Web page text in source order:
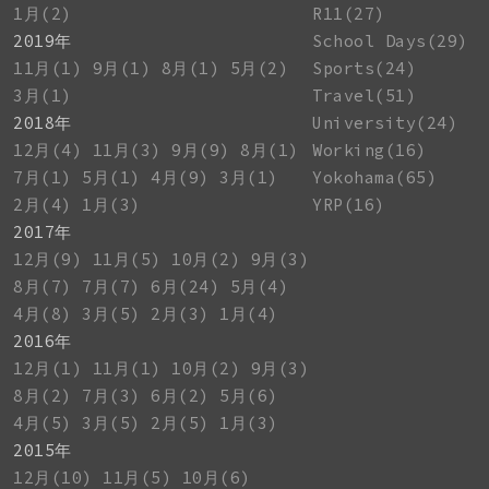
1月(2)
2019年
11月(1)
9月(1) 8月(1)
5月(2)
3月(1)
2018年
12月(4)
11月(3) 9月(9)
8月(1)
7月(1)
5月(1) 4月(9)
3月(1)
2月(4)
1月(3)
2017年
12月(9)
11月(5) 10月(2)
9月(3)
8月(7)
7月(7) 6月(24)
5月(4)
4月(8)
3月(5) 2月(3)
1月(4)
2016年
12月(1)
11月(1) 10月(2)
9月(3)
8月(2)
7月(3) 6月(2)
5月(6)
4月(5)
3月(5) 2月(5)
1月(3)
2015年
12月(10)
11月(5)
10月(6)
R11(27)
School Days(29)
Sports(24)
Travel(51)
University(24)
Working(16)
Yokohama(65)
YRP(16)